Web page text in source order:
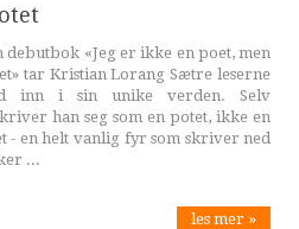
debutbok «Jeg er ikke en poet, men
tar Kristian Lorang Sætre leserne
inn i sin unike verden. Selv
han seg som en potet, ikke en
- en helt vanlig fyr som skriver ned
...
les mer »